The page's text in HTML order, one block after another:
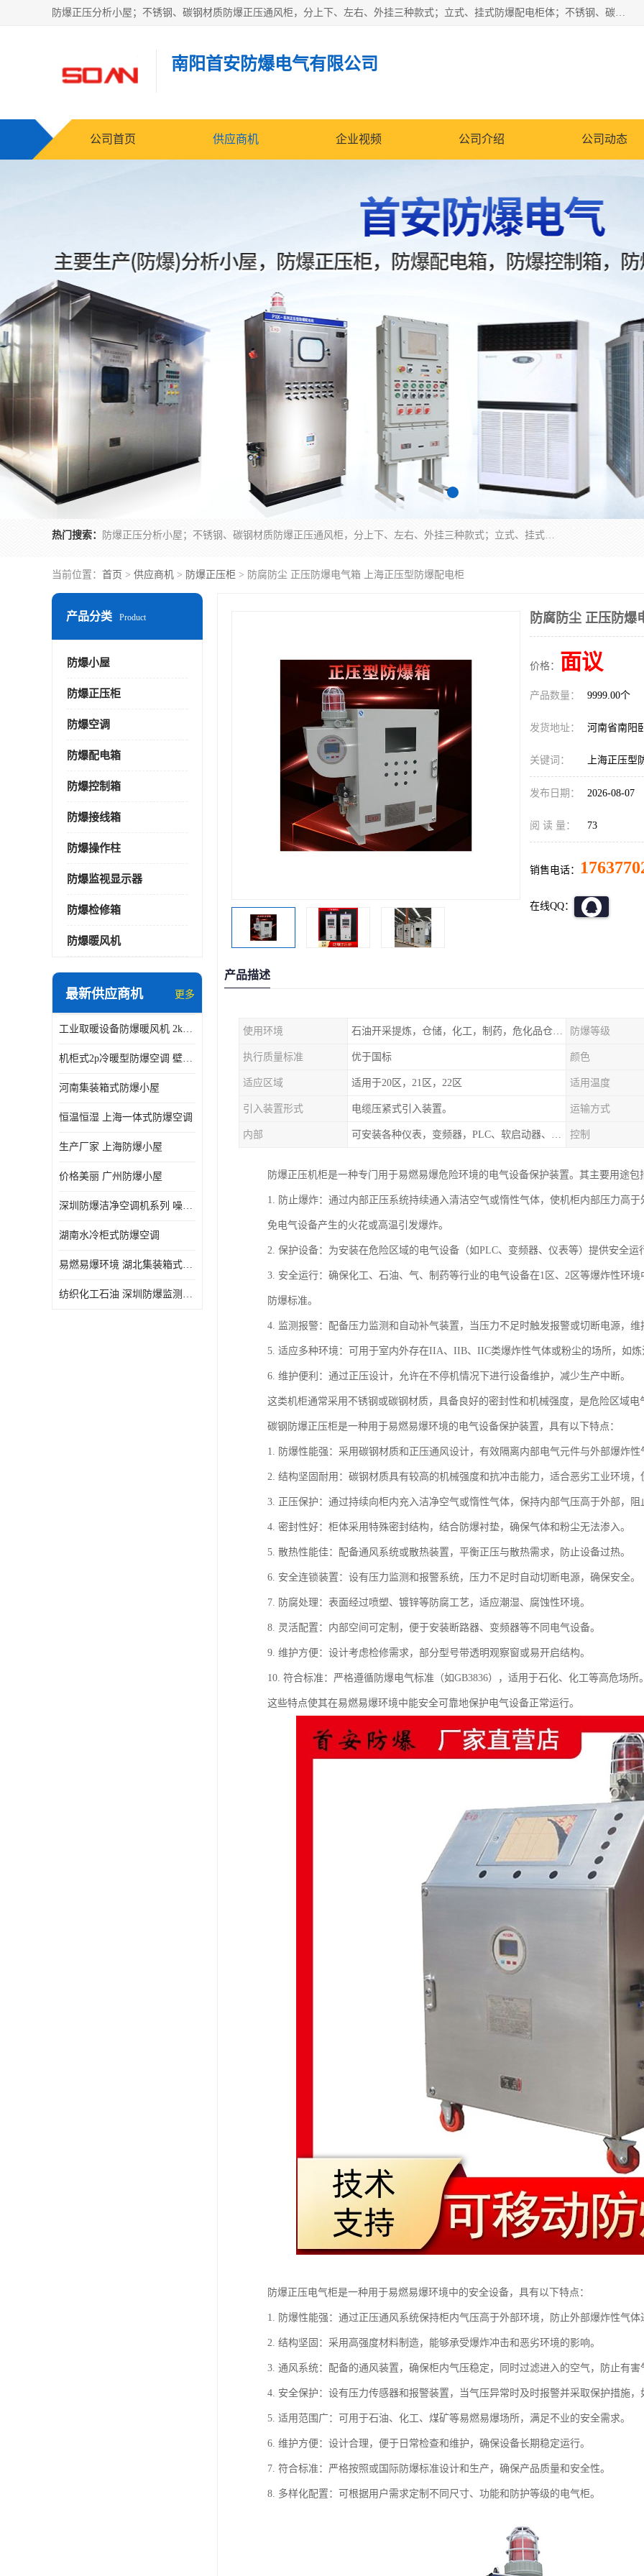
防爆正压分析小屋；不锈钢、碳钢材质防爆正压通风柜，分上下、左右、外挂三种款式；立式、挂式防爆配电柜体；不锈钢、碳钢防爆变频、磁力、星三角启动器；不锈钢、碳钢、铸铝防爆控制箱柜；可操作按键、多块式防爆仪表箱；多材质防爆接线箱；台式防爆电脑、防爆监视器。产品适配石油、化工、煤炭、电力、纺织、酿酒、航天、铁路、冶金、船舶、消防、市政等多行业工况使用。
南阳首安防爆电气有限公司
公司首页 供应商机 企业视频 公司介绍 公司动态
热门搜索： 防爆正压分析小屋；不锈钢、碳钢材质防爆正压通风柜，分上下、左右、外挂三种款式；立式、挂式防爆配电柜体；不锈钢、碳钢防爆变频、磁力、星三角启动器；不锈钢、碳钢、铸铝防爆控制箱柜；可操作按键、多块式防爆仪表箱；多材质防爆接线箱；台式防爆电脑、防爆监视器。产品适配石油、化工、煤炭、电力、纺织、酿酒、航天、铁路、冶金、船舶、消防、市政等多行业工况使用。
当前位置： 首页 > 供应商机 > 防爆正压柜 > 防腐防尘 正压防爆电气箱 上海正压型防爆配电柜
产品分类 Product
防爆小屋
防爆正压柜
防爆空调
防爆配电箱
防爆控制箱
防爆接线箱
防爆操作柱
防爆监视显示器
防爆检修箱
防爆暖风机
最新供应商机 更多
工业取暖设备防爆暖风机 2kw-30kw 壁挂式、立式
机柜式2p冷暖型防爆空调 壁挂式防爆空调 定制厂家
河南集装箱式防爆小屋
恒温恒湿 上海一体式防爆空调
生产厂家 上海防爆小屋
价格美丽 广州防爆小屋
深圳防爆洁净空调机系列 噪音低
湖南水冷柜式防爆空调
易燃易爆环境 湖北集装箱式防爆小屋
纺织化工石油 深圳防爆监测小屋
防腐防尘 正压防爆
价格： 面议
产品数量： 9999.00个
发货地址： 河南省南阳
关键词： 上海正压型
发布日期： 2026-08-07
阅 读 量： 73
销售电话：
在线QQ：
产品描述
使用环境 石油开采提炼，仓储，化工，制药，危化品仓库工业设施等含有易燃易爆气体的环境 防爆等级
执行质量标准 优于国标 颜色
适应区域 适用于20区，21区，22区 适用温度
引入装置形式 电缆压紧式引入装置。 运输方式
内部 可安装各种仪表，变频器，PLC、软启动器、触摸屏、计算机控制系统 控制
防爆正压机柜是一种专门用于易燃易爆危险环境的电气设备保护装置。其主要用途包
1. 防止爆炸：通过内部正压系统持续通入清洁空气或惰性气体，使机柜内部压力高
免电气设备产生的火花或高温引发爆炸。
2. 保护设备：为安装在危险区域的电气设备（如PLC、变频器、仪表等）提供安全
3. 安全运行：确保化工、石油、气、制药等行业的电气设备在1区、2区等爆炸性环
防爆标准。
4. 监测报警：配备压力监测和自动补气装置，当压力不足时触发报警或切断电源，维
5. 适应多种环境：可用于室内外存在IIA、IIB、IIC类爆炸性气体或粉尘的场所，如
6. 维护便利：通过正压设计，允许在不停机情况下进行设备维护，减少生产中断。
这类机柜通常采用不锈钢或碳钢材质，具备良好的密封性和机械强度，是危险区域电
碳钢防爆正压柜是一种用于易燃易爆环境的电气设备保护装置，具有以下特点：
1. 防爆性能强：采用碳钢材质和正压通风设计，有效隔离内部电气元件与外部爆炸
2. 结构坚固耐用：碳钢材质具有较高的机械强度和抗冲击能力，适合恶劣工业环境，
3. 正压保护：通过持续向柜内充入洁净空气或惰性气体，保持内部气压高于外部，
4. 密封性好：柜体采用特殊密封结构，结合防爆衬垫，确保气体和粉尘无法渗入。
5. 散热性能佳：配备通风系统或散热装置，平衡正压与散热需求，防止设备过热。
6. 安全连锁装置：设有压力监测和报警系统，压力不足时自动切断电源，确保安全。
7. 防腐处理：表面经过喷塑、镀锌等防腐工艺，适应潮湿、腐蚀性环境。
8. 灵活配置：内部空间可定制，便于安装断路器、变频器等不同电气设备。
9. 维护方便：设计考虑检修需求，部分型号带透明观察窗或易开启结构。
10. 符合标准：严格遵循防爆电气标准（如GB3836），适用于石化、化工等高危场所
这些特点使其在易燃易爆环境中能安全可靠地保护电气设备正常运行。
防爆正压电气柜是一种用于易燃易爆环境中的安全设备，具有以下特点：
1. 防爆性能强：通过正压通风系统保持柜内气压高于外部环境，防止外部爆炸性气
2. 结构坚固：采用高强度材料制造，能够承受爆炸冲击和恶劣环境的影响。
3. 通风系统：配备的通风装置，确保柜内气压稳定，同时过滤进入的空气，防止有害
4. 安全保护：设有压力传感器和报警装置，当气压异常时及时报警并采取保护措施，
5. 适用范围广：可用于石油、化工、煤矿等易燃易爆场所，满足不业的安全需求。
6. 维护方便：设计合理，便于日常检查和维护，确保设备长期稳定运行。
7. 符合标准：严格按照或国际防爆标准设计和生产，确保产品质量和安全性。
8. 多样化配置：可根据用户需求定制不同尺寸、功能和防护等级的电气柜。